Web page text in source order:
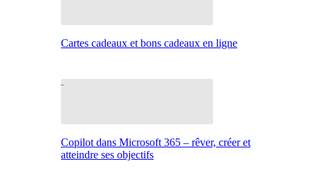
Cartes cadeaux et bons cadeaux en ligne
Copilot dans Microsoft 365 – rêver, créer et
atteindre ses objectifs